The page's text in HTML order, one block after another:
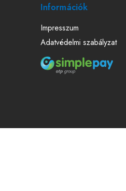
Információk
Impresszum
Adatvédelmi szabályzat